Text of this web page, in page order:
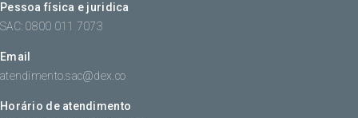
Pessoa física e juridica
SAC: 0800 011 7073
Email
atendimento.sac@dex.co
Horário de atendimento